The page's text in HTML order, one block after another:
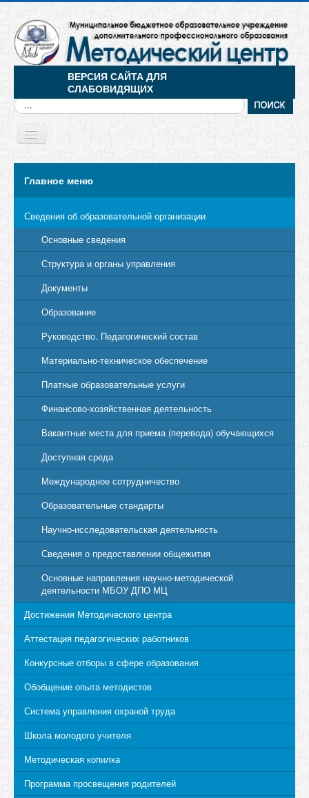
ВЕРСИЯ САЙТА ДЛЯ
СЛАБОВИДЯЩИХ
Искать...
Toggle
Главное меню
Сведения об образовательной организации
Основные сведения
Структура и органы управления
Документы
Образование
Руководство. Педагогический состав
Материально-техническое обеспечение
Платные образовательные услуги
Финансово-хозяйственная деятельность
Вакантные места для приема (перевода) обучающихся
Доступная среда
Международное сотрудничество
Образовательные стандарты
Научно-исследовательская деятельность
Сведения о предоставлении общежития
Основные направления научно-методической
деятельности МБОУ ДПО МЦ
Достижения Методического центра
Аттестация педагогических работников
Конкурсные отборы в сфере образования
Обобщение опыта методистов
Система управления охраной труда
Школа молодого учителя
Методическая копилка
Программа просвещения родителей